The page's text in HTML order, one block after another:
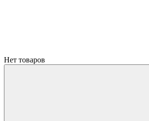
Нет товаров